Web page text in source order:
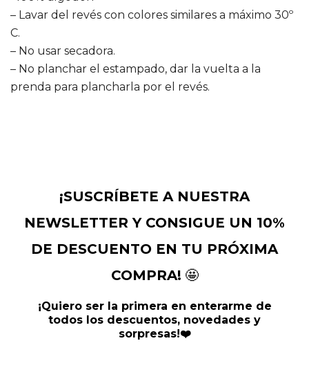
– Lavar del revés con colores similares a máximo 30º
C.
– No usar secadora.
– No planchar el estampado, dar la vuelta a la
prenda para plancharla por el revés.
¡SUSCRÍBETE A NUESTRA
NEWSLETTER Y CONSIGUE UN 10%
DE DESCUENTO EN TU PRÓXIMA
COMPRA! 🤩
¡Quiero ser la primera en enterarme de
todos los descuentos, novedades y
sorpresas!❤️